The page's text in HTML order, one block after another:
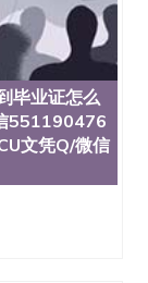
证,录取通
改成绩、
凭、学历
作、办
证、毕业
使馆留学
凭认证学
、英国文
毕业证怎么
551190476
文凭Q/微信